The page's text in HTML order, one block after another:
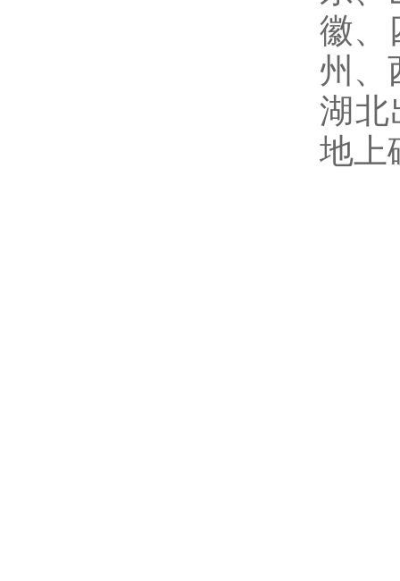
徽、
州、
湖北
地上